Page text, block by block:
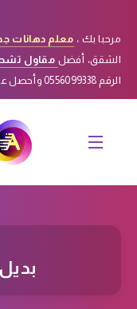
مرحبا بك ، معلم دهانات
الشقق، أفضل مقاول
الرقم 0556099338 وأحصل على أقل سعر.